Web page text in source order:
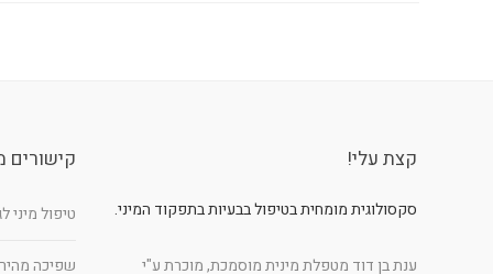
קישורים
טיפול מיני
שפיכה
קצת עלי!
סקסולוגית מומחית בטיפול בבעיות בתפקוד המיני.
ענת בן דוד מטפלת מינית מוסמכת, מוכרת ע"י